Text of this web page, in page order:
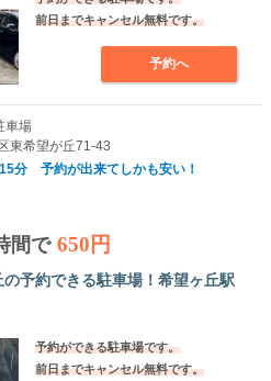
前日までキャンセル無料です。
予約へ
車場
東希望が丘71-43
分 予約が出来てしかも安い！
間で 650円
予約できる駐車場！希望ヶ丘駅
予約ができる駐車場です。
前日までキャンセル無料です。